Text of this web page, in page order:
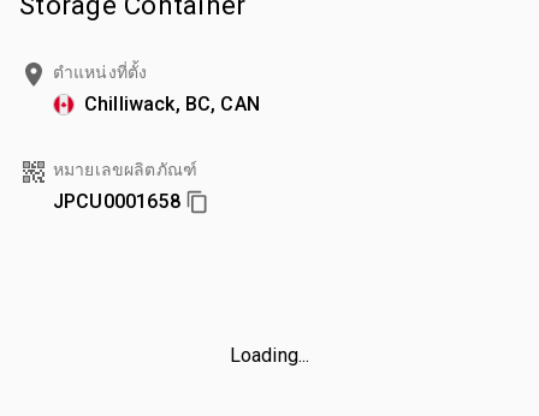
ตำแหน่งที่ตั้ง
Chilliwack, BC, CAN
หมายเลขผลิตภัณฑ์
JPCU0001658
Loading...